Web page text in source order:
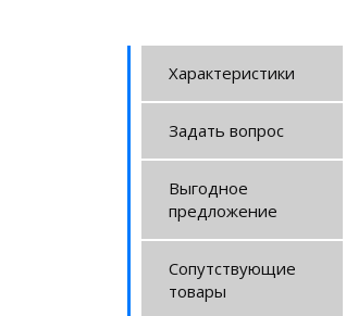
Характеристики
Задать вопрос
Выгодное
предложение
Сопутствующие
товары